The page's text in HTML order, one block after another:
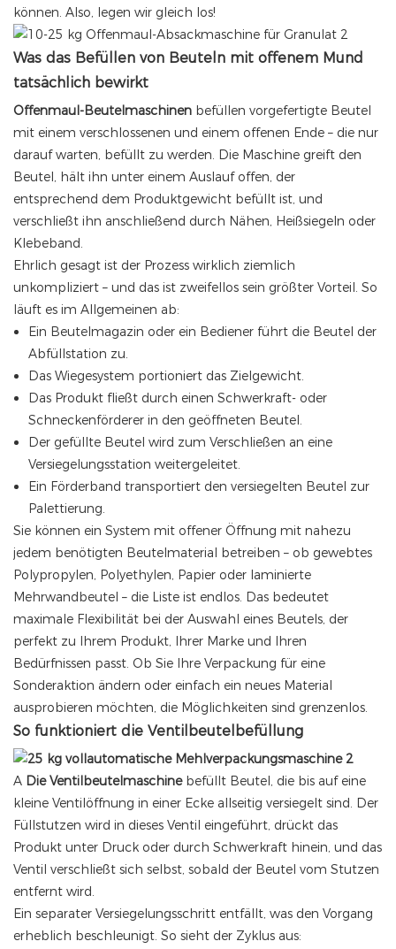
können. Also, legen wir gleich los!
Was das Befüllen von Beuteln mit offenem Mund
tatsächlich bewirkt
Offenmaul-Beutelmaschinen befüllen vorgefertigte Beutel
mit einem verschlossenen und einem offenen Ende – die nur
darauf warten, befüllt zu werden. Die Maschine greift den
Beutel, hält ihn unter einem Auslauf offen, der
entsprechend dem Produktgewicht befüllt ist, und
verschließt ihn anschließend durch Nähen, Heißsiegeln oder
Klebeband.
Ehrlich gesagt ist der Prozess wirklich ziemlich
unkompliziert – und das ist zweifellos sein größter Vorteil. So
läuft es im Allgemeinen ab:
Ein Beutelmagazin oder ein Bediener führt die Beutel der
Abfüllstation zu.
Das Wiegesystem portioniert das Zielgewicht.
Das Produkt fließt durch einen Schwerkraft- oder
Schneckenförderer in den geöffneten Beutel.
Der gefüllte Beutel wird zum Verschließen an eine
Versiegelungsstation weitergeleitet.
Ein Förderband transportiert den versiegelten Beutel zur
Palettierung.
Sie können ein System mit offener Öffnung mit nahezu
jedem benötigten Beutelmaterial betreiben – ob gewebtes
Polypropylen, Polyethylen, Papier oder laminierte
Mehrwandbeutel – die Liste ist endlos. Das bedeutet
maximale Flexibilität bei der Auswahl eines Beutels, der
perfekt zu Ihrem Produkt, Ihrer Marke und Ihren
Bedürfnissen passt. Ob Sie Ihre Verpackung für eine
Sonderaktion ändern oder einfach ein neues Material
ausprobieren möchten, die Möglichkeiten sind grenzenlos.
So funktioniert die Ventilbeutelbefüllung
A Die Ventilbeutelmaschine befüllt Beutel, die bis auf eine
kleine Ventilöffnung in einer Ecke allseitig versiegelt sind. Der
Füllstutzen wird in dieses Ventil eingeführt, drückt das
Produkt unter Druck oder durch Schwerkraft hinein, und das
Ventil verschließt sich selbst, sobald der Beutel vom Stutzen
entfernt wird.
Ein separater Versiegelungsschritt entfällt, was den Vorgang
erheblich beschleunigt. So sieht der Zyklus aus: